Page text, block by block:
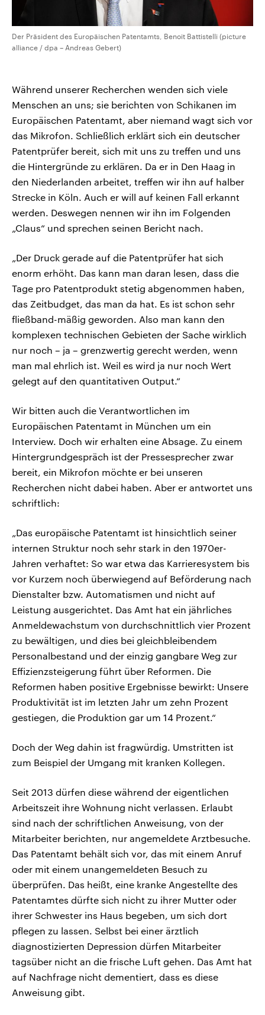
Der Präsident des Europäischen Patentamts, Benoit Battistelli (picture
alliance / dpa – Andreas Gebert)
Während unserer Recherchen wenden sich viele
Menschen an uns; sie berichten von Schikanen im
Europäischen Patentamt, aber niemand wagt sich vor
das Mikrofon. Schließlich erklärt sich ein deutscher
Patentprüfer bereit, sich mit uns zu treffen und uns
die Hintergründe zu erklären. Da er in Den Haag in
den Niederlanden arbeitet, treffen wir ihn auf halber
Strecke in Köln. Auch er will auf keinen Fall erkannt
werden. Deswegen nennen wir ihn im Folgenden
„Claus“ und sprechen seinen Bericht nach.
„Der Druck gerade auf die Patentprüfer hat sich
enorm erhöht. Das kann man daran lesen, dass die
Tage pro Patentprodukt stetig abgenommen haben,
das Zeitbudget, das man da hat. Es ist schon sehr
fließband-mäßig geworden. Also man kann den
komplexen technischen Gebieten der Sache wirklich
nur noch – ja – grenzwertig gerecht werden, wenn
man mal ehrlich ist. Weil es wird ja nur noch Wert
gelegt auf den quantitativen Output.“
Wir bitten auch die Verantwortlichen im
Europäischen Patentamt in München um ein
Interview. Doch wir erhalten eine Absage. Zu einem
Hintergrundgespräch ist der Pressesprecher zwar
bereit, ein Mikrofon möchte er bei unseren
Recherchen nicht dabei haben. Aber er antwortet uns
schriftlich:
„Das europäische Patentamt ist hinsichtlich seiner
internen Struktur noch sehr stark in den 1970er-
Jahren verhaftet: So war etwa das Karrieresystem bis
vor Kurzem noch überwiegend auf Beförderung nach
Dienstalter bzw. Automatismen und nicht auf
Leistung ausgerichtet. Das Amt hat ein jährliches
Anmeldewachstum von durchschnittlich vier Prozent
zu bewältigen, und dies bei gleichbleibendem
Personalbestand und der einzig gangbare Weg zur
Effizienzsteigerung führt über Reformen. Die
Reformen haben positive Ergebnisse bewirkt: Unsere
Produktivität ist im letzten Jahr um zehn Prozent
gestiegen, die Produktion gar um 14 Prozent.“
Doch der Weg dahin ist fragwürdig. Umstritten ist
zum Beispiel der Umgang mit kranken Kollegen.
Seit 2013 dürfen diese während der eigentlichen
Arbeitszeit ihre Wohnung nicht verlassen. Erlaubt
sind nach der schriftlichen Anweisung, von der
Mitarbeiter berichten, nur angemeldete Arztbesuche.
Das Patentamt behält sich vor, das mit einem Anruf
oder mit einem unangemeldeten Besuch zu
überprüfen. Das heißt, eine kranke Angestellte des
Patentamtes dürfte sich nicht zu ihrer Mutter oder
ihrer Schwester ins Haus begeben, um sich dort
pflegen zu lassen. Selbst bei einer ärztlich
diagnostizierten Depression dürfen Mitarbeiter
tagsüber nicht an die frische Luft gehen. Das Amt hat
auf Nachfrage nicht dementiert, dass es diese
Anweisung gibt.